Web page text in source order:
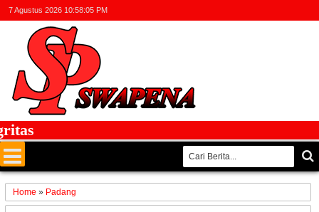
7 Agustus 2026 10:58:05 PM
Home » Padang